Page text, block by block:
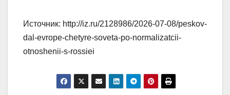
Источник: http://iz.ru/2128986/2026-07-08/peskov-
dal-evrope-chetyre-soveta-po-normalizatcii-
otnoshenii-s-rossiei